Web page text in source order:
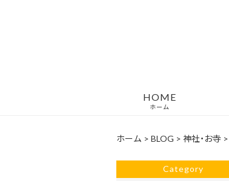
HOME
ホーム
ホーム > BLOG > 神社・お寺 >
Category